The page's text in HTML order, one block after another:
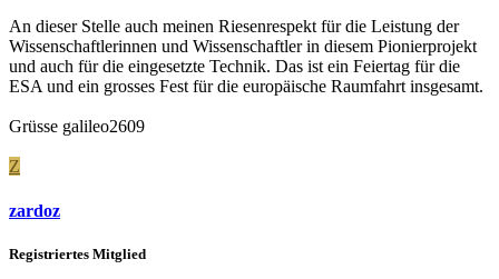
An dieser Stelle auch meinen Riesenrespekt für die Leistung der
Wissenschaftlerinnen und Wissenschaftler in diesem Pionierprojekt
und auch für die eingesetzte Technik. Das ist ein Feiertag für die
ESA und ein grosses Fest für die europäische Raumfahrt insgesamt.
Grüsse galileo2609
Z
zardoz
Registriertes Mitglied